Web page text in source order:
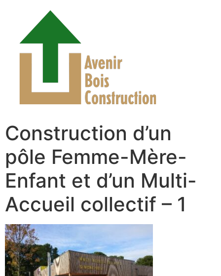
Construction d’un
pôle Femme-Mère-
Enfant et d’un Multi-
Accueil collectif – 1